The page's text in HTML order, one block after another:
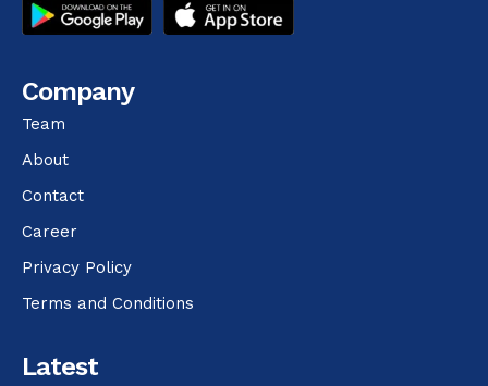
Company
Team
About
Contact
Career
Privacy Policy
Terms and Conditions
Latest